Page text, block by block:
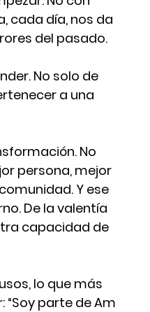
cada día, nos da
del pasado.
No solo de
a una
No
persona, mejor
Y ese
De la valentía
capacidad de
lo que más
“Soy parte de Am